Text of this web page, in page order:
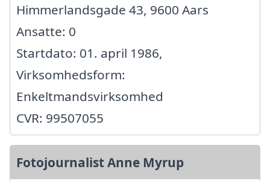
Himmerlandsgade 43, 9600 Aars
Ansatte: 0
Startdato: 01. april 1986,
Virksomhedsform:
Enkeltmandsvirksomhed
CVR: 99507055
Fotojournalist Anne Myrup